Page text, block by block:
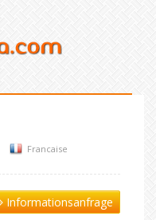
Francaise
Informationsanfrage